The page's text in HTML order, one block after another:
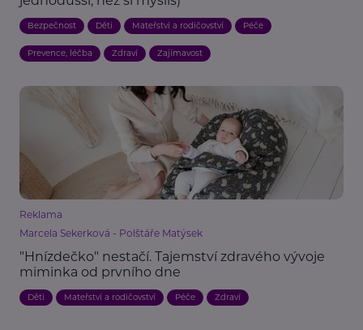
Bezpečnost Děti Mateřství a rodičovství Péče
Prevence, léčba Zdraví Zajímavost
Reklama
Marcela Sekerková - Polštáře Matýsek
"Hnízdečko" nestačí. Tajemství zdravého vývoje
miminka od prvního dne
Děti Mateřství a rodičovství Péče Zdraví